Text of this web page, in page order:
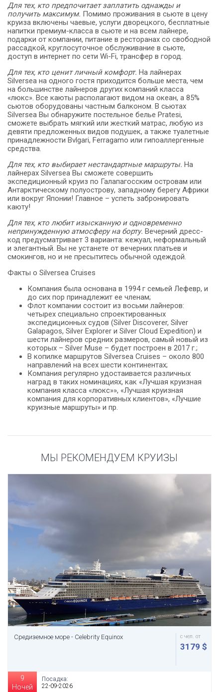
Для тех, кто предпочитает заплатить однажды и
получить максимум. Помимо проживания в сьюте в цену
круиза включены чаевые, услуги дворецкого, бесплатные
напитки премиум-класса в сьюте и на всем лайнере,
подарки от компании, питание в ресторанах со свободной
рассадкой, круглосуточное обслуживание в сьюте,
доступ в интернет по сети Wi-Fi, трансфер в город.
Для тех, кто ценит личный комфорт. На лайнерах
Silversea на одного гостя приходится больше места, чем
на большинстве лайнеров других компаний класса
«люкс». Все каюты располагают видом на океан, а 85%
сьютов оборудованы частным балконом. В сьютах
Silversea Вы обнаружите постельное белье Pratesi,
сможете выбрать мягкий или жесткий матрас, любую из
девяти предложенных видов подушек, а также туалетные
принадлежности Bvlgari, Ferragamo или гипоаллергенные
средства.
Для тех, кто выбирает нестандартные маршруты. На
лайнерах Silversea Вы сможете совершить
экспедиционный круиз по Галапагосским островам или
Антарктическому полуострову, западному берегу Африки
или вокруг Японии! Главное – успеть забронировать
каюту!
Для тех, кто любит изысканную и одновременно
непринужденную атмосферу на борту. Вечерний дресс-
код предусматривает 3 варианта: кежуал, неформальный
и элегантный. Вы не устанете от вечерних платьев и
смокингов, но и не пресытитесь обычной одеждой.
Факты о Silversea Cruises
Компания была основана в 1994 г семьей Лефевр, и
до сих пор принадлежит ее членам;
Флот компании состоит из восьми лайнеров:
четырех специально спроектированных
экспедиционных судов (Silver Discoverer, Silver
Galapagos, Silver Explorer и Silver Cloud Expedition) и
шести лайнеров средних размеров, самый новый из
которых – Silver Muse – будет построен в 2017 г.;
В копилке маршрутов Silversea Cruises – около 800
направлений на всех шести континентах;
Компания регулярно удостаивается различных
наград в таких номинациях, как «Лучшая круизная
компания класса «люкс»», «Лучшая круизная
компания для корпоративных клиентов», «Лучшие
круизные маршруты» и пр.
МЫ РЕКОМЕНДУЕМ КРУИЗЫ
Средиземное море - Celebrity Equinox с чел. от
3179 $
9
Ночей
Посадка:
22-09-2026